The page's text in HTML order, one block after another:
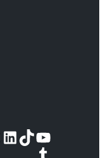
konto
Besøg vores LinkedIn konto
Besøg vores TikTok-konto
Besøg vores YouTube-kanal
Besøg vores Tumblr-konto